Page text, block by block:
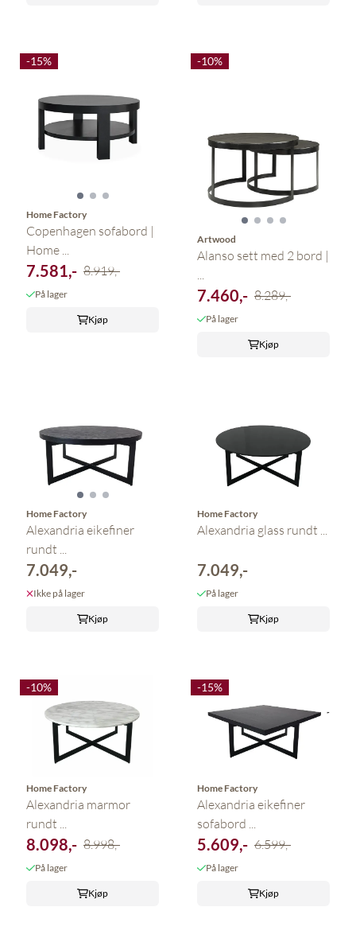
-15%
Home Factory
Copenhagen sofabord |
Home ...
7.581,- 8.919,-
På lager
Kjøp
-10%
Artwood
Alanso sett med 2 bord |
7.460,- 8.289,-
På lager
Kjøp
Home Factory
Alexandria eikefiner
rundt ...
7.049,-
Ikke på lager
Kjøp
Home Factory
Alexandria glass rundt ...
7.049,-
På lager
Kjøp
-10%
Home Factory
Alexandria marmor
rundt ...
8.098,- 8.998,-
På lager
Kjøp
-15%
Home Factory
Alexandria eikefiner
sofabord ...
5.609,- 6.599,-
På lager
Kjøp